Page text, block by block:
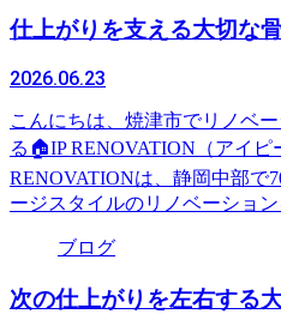
仕上がりを支える大切な
2026.06.23
こんにちは、焼津市でリノベ
る🏠IP RENOVATION（アイ
RENOVATIONは、静岡中部で
ージスタイルのリノベーショ
ブログ
次の仕上がりを左右する